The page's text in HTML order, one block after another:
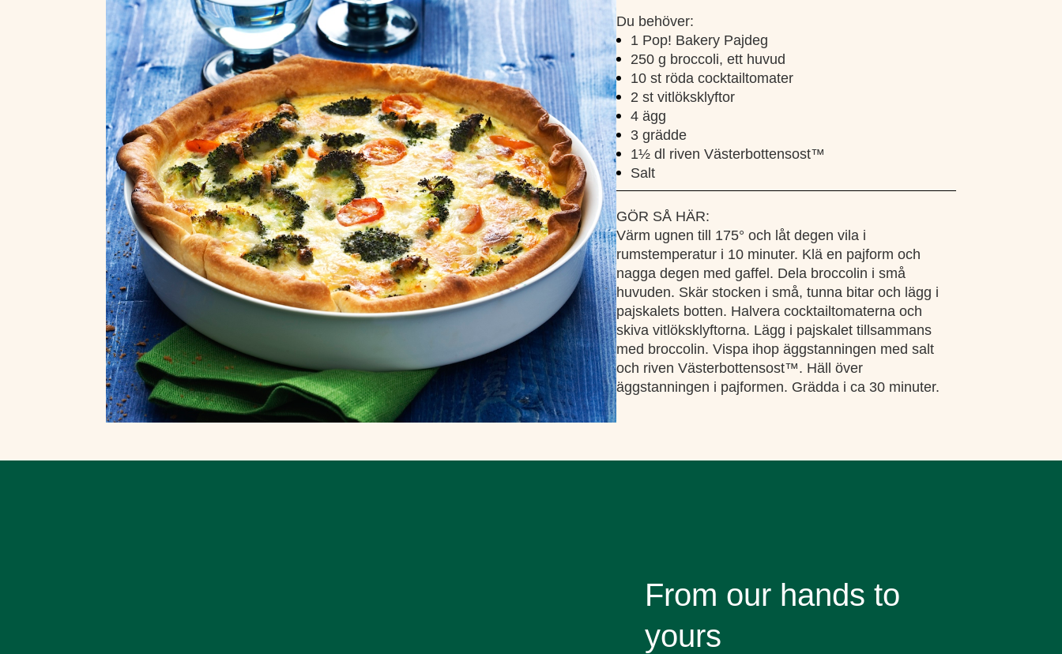
Du behöver:
1 Pop! Bakery Pajdeg
250 g broccoli, ett huvud
10 st röda cocktailtomater
2 st vitlöksklyftor
4 ägg
3 grädde
1½ dl riven Västerbottensost™
Salt
GÖR SÅ HÄR:
Värm ugnen till 175° och låt degen vila i
rumstemperatur i 10 minuter. Klä en pajform och
nagga degen med gaffel. Dela broccolin i små
huvuden. Skär stocken i små, tunna bitar och lägg i
pajskalets botten. Halvera cocktailtomaterna och
skiva vitlöksklyftorna. Lägg i pajskalet tillsammans
med broccolin. Vispa ihop äggstanningen med salt
och riven Västerbottensost™. Häll över
äggstanningen i pajformen. Grädda i ca 30 minuter.
From our hands to
yours